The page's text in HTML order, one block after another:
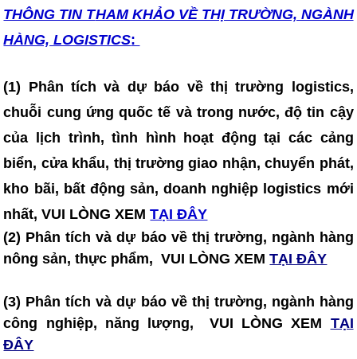
THÔNG TIN THAM KHẢO VỀ THỊ TRƯỜNG, NGÀNH
HÀNG, LOGISTICS:
(1) Phân tích và dự báo về thị trường logistics,
chuỗi cung ứng quốc tế và trong nước, độ tin cậy
của lịch trình, tình hình hoạt động tại các cảng
biển, cửa khẩu, thị trường giao nhận, chuyển phát,
kho bãi, bất động sản, doanh nghiệp logistics mới
nhất, VUI LÒNG XEM TẠI ĐÂY
(2) Phân tích và dự báo về thị trường, ngành hàng
nông sản, thực phẩm, VUI LÒNG XEMTẠI ĐÂY
(3) Phân tích và dự báo về thị trường, ngành hàng
công nghiệp, năng lượng, VUI LÒNG XEM TẠI
ĐÂY